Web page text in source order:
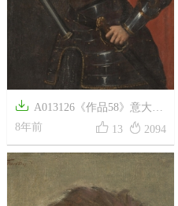
 A013126《作品58》意大利
画家提香·韦切利奥高清作品
8年前  13  2094